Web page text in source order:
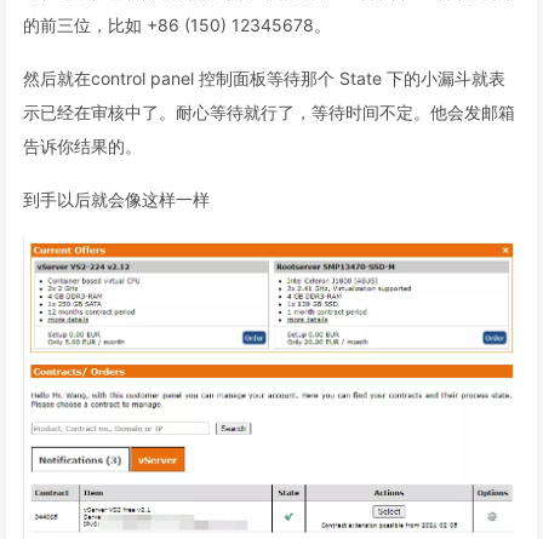
的前三位，比如 +86 (150) 12345678。
然后就在control panel 控制面板等待那个 State 下的小漏斗就表
示已经在审核中了。耐心等待就行了，等待时间不定。他会发邮箱
告诉你结果的。
到手以后就会像这样一样